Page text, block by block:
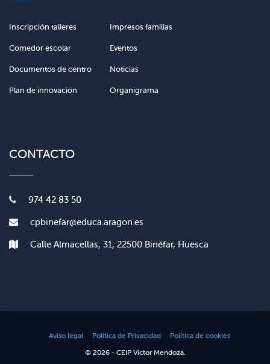
Inscripción talleres Impresos familias
Comedor escolar Eventos
Documentos de centro Noticias
Plan de innovación Organigrama
CONTACTO
974 42 83 50
cpbinefar@educa.aragon.es
Calle Almacellas, 31, 22500 Binéfar, Huesca
Aviso legal Política de Privacidad
Política de cookies
© 2026 - CEIP Víctor Mendoza.